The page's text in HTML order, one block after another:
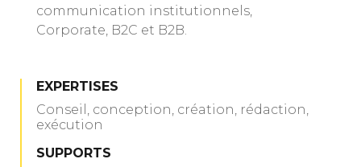
communication institutionnels,
Corporate, B2C et B2B.
EXPERTISES
Conseil, conception, création, rédaction,
exécution
SUPPORTS